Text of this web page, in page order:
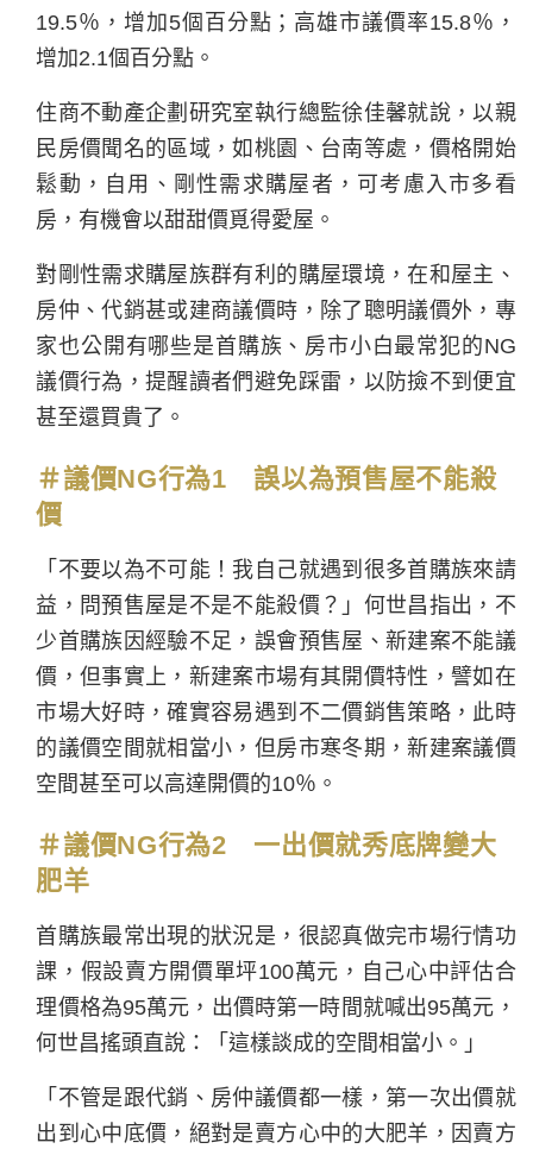
19.5％，增加5個百分點；高雄市議價率15.8％，
增加2.1個百分點。
住商不動產企劃研究室執行總監徐佳馨就說，以親
民房價聞名的區域，如桃園、台南等處，價格開始
鬆動，自用、剛性需求購屋者，可考慮入市多看
房，有機會以甜甜價覓得愛屋。
對剛性需求購屋族群有利的購屋環境，在和屋主、
房仲、代銷甚或建商議價時，除了聰明議價外，專
家也公開有哪些是首購族、房市小白最常犯的NG
議價行為，提醒讀者們避免踩雷，以防撿不到便宜
甚至還買貴了。
＃議價NG行為1 誤以為預售屋不能殺
價
「不要以為不可能！我自己就遇到很多首購族來請
益，問預售屋是不是不能殺價？」何世昌指出，不
少首購族因經驗不足，誤會預售屋、新建案不能議
價，但事實上，新建案市場有其開價特性，譬如在
市場大好時，確實容易遇到不二價銷售策略，此時
的議價空間就相當小，但房市寒冬期，新建案議價
空間甚至可以高達開價的10％。
＃議價NG行為2 一出價就秀底牌變大
肥羊
首購族最常出現的狀況是，很認真做完市場行情功
課，假設賣方開價單坪100萬元，自己心中評估合
理價格為95萬元，出價時第一時間就喊出95萬元，
何世昌搖頭直說：「這樣談成的空間相當小。」
「不管是跟代銷、房仲議價都一樣，第一次出價就
出到心中底價，絕對是賣方心中的大肥羊，因賣方